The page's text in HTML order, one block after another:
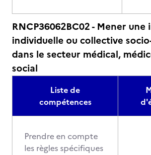
RNCP36062BC02 - Mener
individuelle ou collective
dans le secteur médical,
social
Liste de
compétences
Prendre en compte
les règles spécifiques